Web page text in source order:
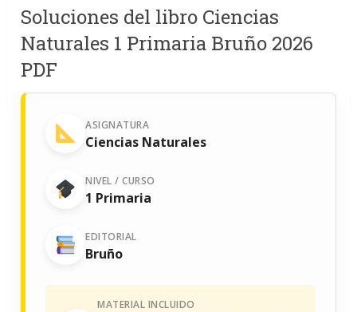
Soluciones del libro Ciencias
Naturales 1 Primaria Bruño 2026
PDF
ASIGNATURA
Ciencias Naturales
NIVEL / CURSO
1 Primaria
EDITORIAL
Bruño
MATERIAL INCLUIDO